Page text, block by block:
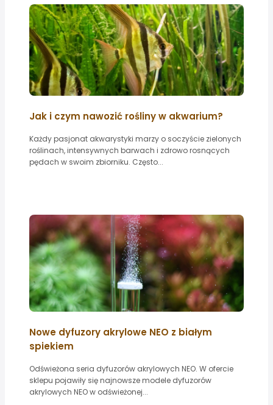
Jak i czym nawozić rośliny w akwarium?
Każdy pasjonat akwarystyki marzy o soczyście zielonych
roślinach, intensywnych barwach i zdrowo rosnących
pędach w swoim zbiorniku. Często...
Nowe dyfuzory akrylowe NEO z białym
spiekiem
Odświeżona seria dyfuzorów akrylowych NEO. W ofercie
sklepu pojawiły się najnowsze modele dyfuzorów
akrylowych NEO w odświeżonej...